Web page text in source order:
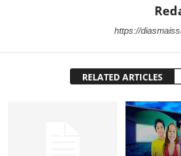
https://
RELATED ARTICLES